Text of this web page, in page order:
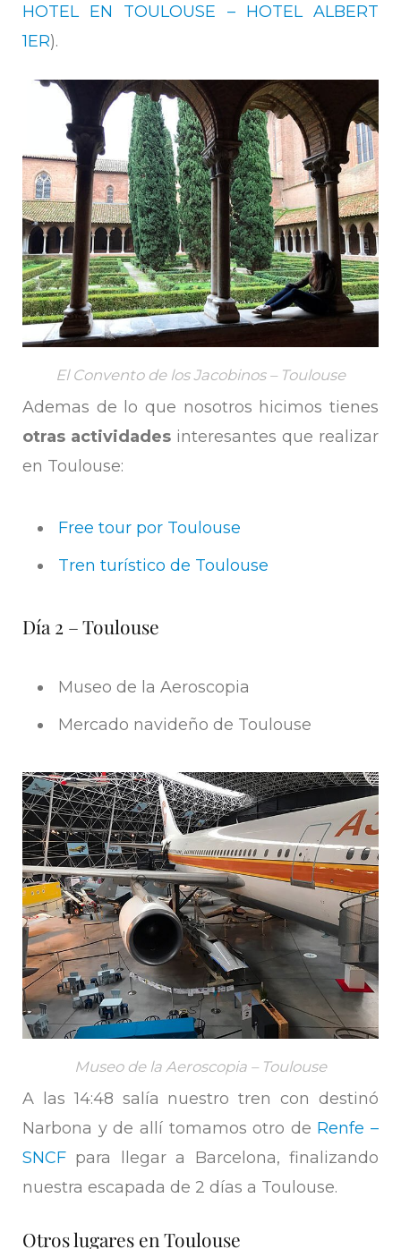
HOTEL EN TOULOUSE – HOTEL ALBERT
1ER).
El Convento de los Jacobinos – Toulouse
Ademas de lo que nosotros hicimos tienes
otras actividades interesantes que realizar
en Toulouse:
Free tour por Toulouse
Tren turístico de Toulouse
Día 2 – Toulouse
Museo de la Aeroscopia
Mercado navideño de Toulouse
Museo de la Aeroscopia – Toulouse
A las 14:48 salía nuestro tren con destinó
Narbona y de allí tomamos otro de Renfe –
SNCF para llegar a Barcelona, finalizando
nuestra escapada de 2 días a Toulouse.
Otros lugares en Toulouse